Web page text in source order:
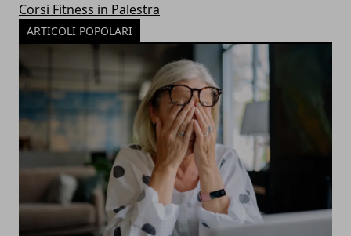
Corsi Fitness in Palestra
ARTICOLI POPOLARI